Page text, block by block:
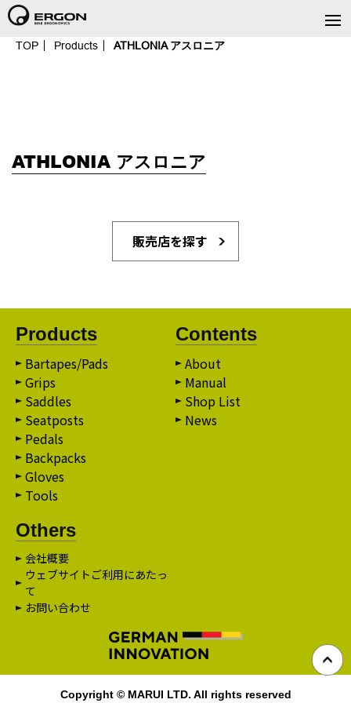
TOP Products ATHLONIA アスロニア
ATHLONIA アスロニア
販売店を探す
Products
Bartapes/Pads
Grips
Saddles
Seatposts
Pedals
Backpacks
Gloves
Tools
Contents
About
Manual
Shop List
News
Others
会社概要
ウェブサイトご利用にあたっ
て
お問い合わせ
Copyright © MARUI LTD. All rights reserved